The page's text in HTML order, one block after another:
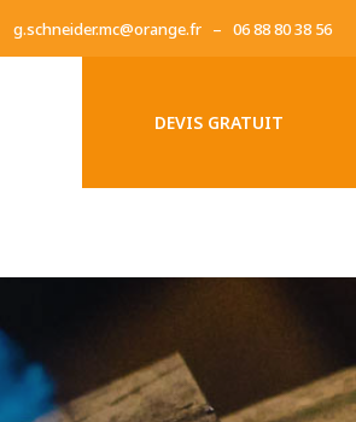
g.schneider.mc@orange.fr – 06 88 80 38 56
DEVIS GRATUIT